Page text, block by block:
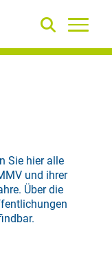
Sie hier alle
und ihrer
Über die